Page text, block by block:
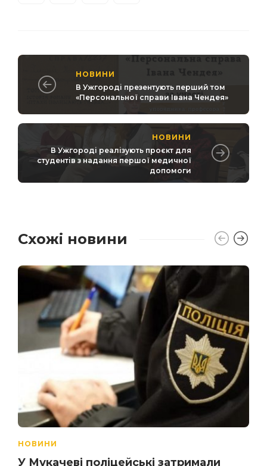
НОВИНИ
В Ужгороді презентують перший том
«Персональної справи Івана Чендея»
НОВИНИ
В Ужгороді реалізують проєкт для
студентів з надання першої медичної
допомоги
Схожі новини
НОВИНИ
У Мукачеві поліцейські затримали